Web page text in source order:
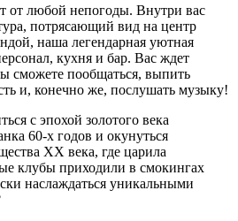
от любой непогоды. Внутри вас
потрясающий вид на центр
наша легендарная уютная
кухня и бар. Вас ждет
сможете пообщаться, выпить
и, конечно же, послушать музыку!
с эпохой золотого века
60-х годов и окунуться
XX века, где царила
клубы приходили в смокингах
наслаждаться уникальными